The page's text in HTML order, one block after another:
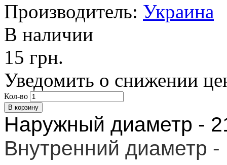
Производитель: Украина
В наличии
15 грн.
Уведомить о снижении
Кол-во
Наружный диаметр -
Внутренний диаметр